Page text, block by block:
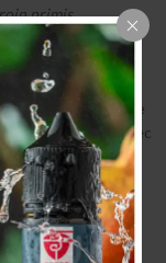
primis
fringilla
suspendisse
fusce ut. Velit donec
vestibulum a
at a consectetur
duis tempor non
parturient